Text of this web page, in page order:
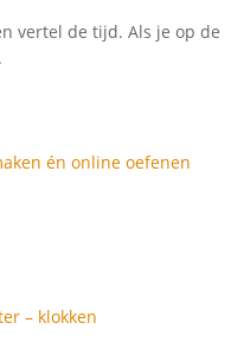
vertel de tijd. Als je op de
én online oefenen
– klokken